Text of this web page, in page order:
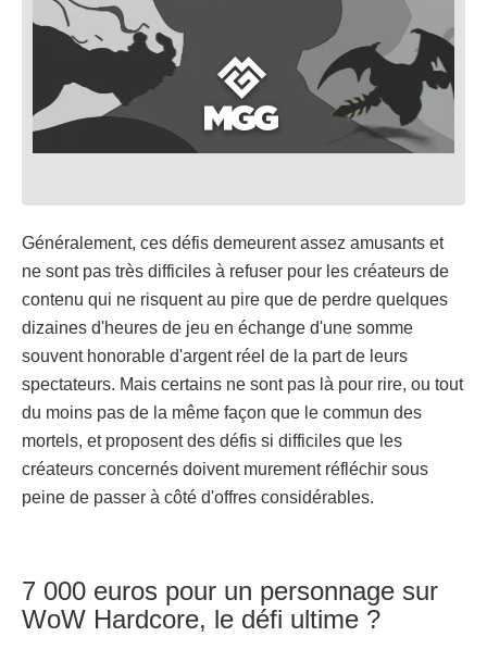
Généralement, ces défis demeurent assez amusants et
ne sont pas très difficiles à refuser pour les créateurs de
contenu qui ne risquent au pire que de perdre quelques
dizaines d'heures de jeu en échange d'une somme
souvent honorable d'argent réel de la part de leurs
spectateurs. Mais certains ne sont pas là pour rire, ou tout
du moins pas de la même façon que le commun des
mortels, et proposent des défis si difficiles que les
créateurs concernés doivent murement réfléchir sous
peine de passer à côté d'offres considérables.
7 000 euros pour un personnage sur
WoW Hardcore, le défi ultime ?